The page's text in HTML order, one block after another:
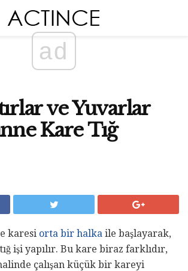
ad
ve Yuvarlar
Kare Tığ
karesi orta bir halka ile başlayarak,
işi yapılır. Bu kare biraz farklıdır,
çalışan küçük bir kareyi